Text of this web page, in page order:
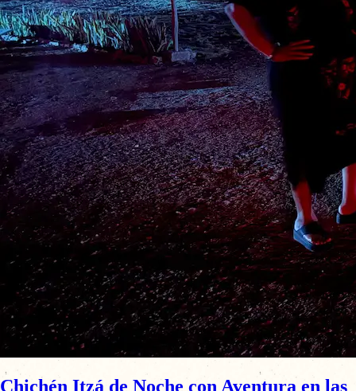
Chichén Itzá de Noche con Aventura en las